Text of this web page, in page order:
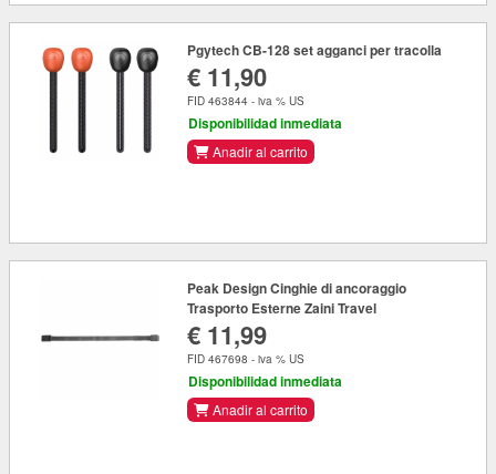
Pgytech CB-128 set agganci per tracolla
€ 11,90
FID 463844 - iva % US
Disponibilidad inmediata
Anadir al carrito
Peak Design Cinghie di ancoraggio
Trasporto Esterne Zaini Travel
€ 11,99
FID 467698 - iva % US
Disponibilidad inmediata
Anadir al carrito